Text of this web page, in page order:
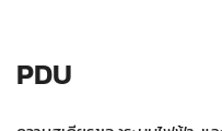
PDU